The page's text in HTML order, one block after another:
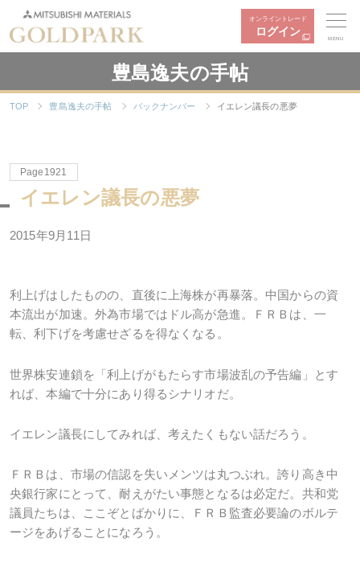
オンライントレード
ログイン
MENU
豊島逸夫の手帖
TOP 豊島逸夫の手帖 バックナンバー イエレン議長の悪夢
Page1921
イエレン議長の悪夢
2015年9月11日
利上げはしたものの、直後に上海株が再暴落。中国からの資
本流出が加速。外為市場ではドル高が急進。ＦＲＢは、一
転、利下げを考慮せざるを得なくなる。
世界株安連鎖を「利上げがもたらす市場波乱の予告編」とす
れば、本編で十分にあり得るシナリオだ。
イエレン議長にしてみれば、考えたくもない話だろう。
ＦＲＢは、市場の信認を失いメンツは丸つぶれ。誇り高き中
央銀行家にとって、耐えがたい事態となるは必定だ。共和党
議員たちは、ここぞとばかりに、ＦＲＢ監査必要論のボルテ
ージをあげることになろう。